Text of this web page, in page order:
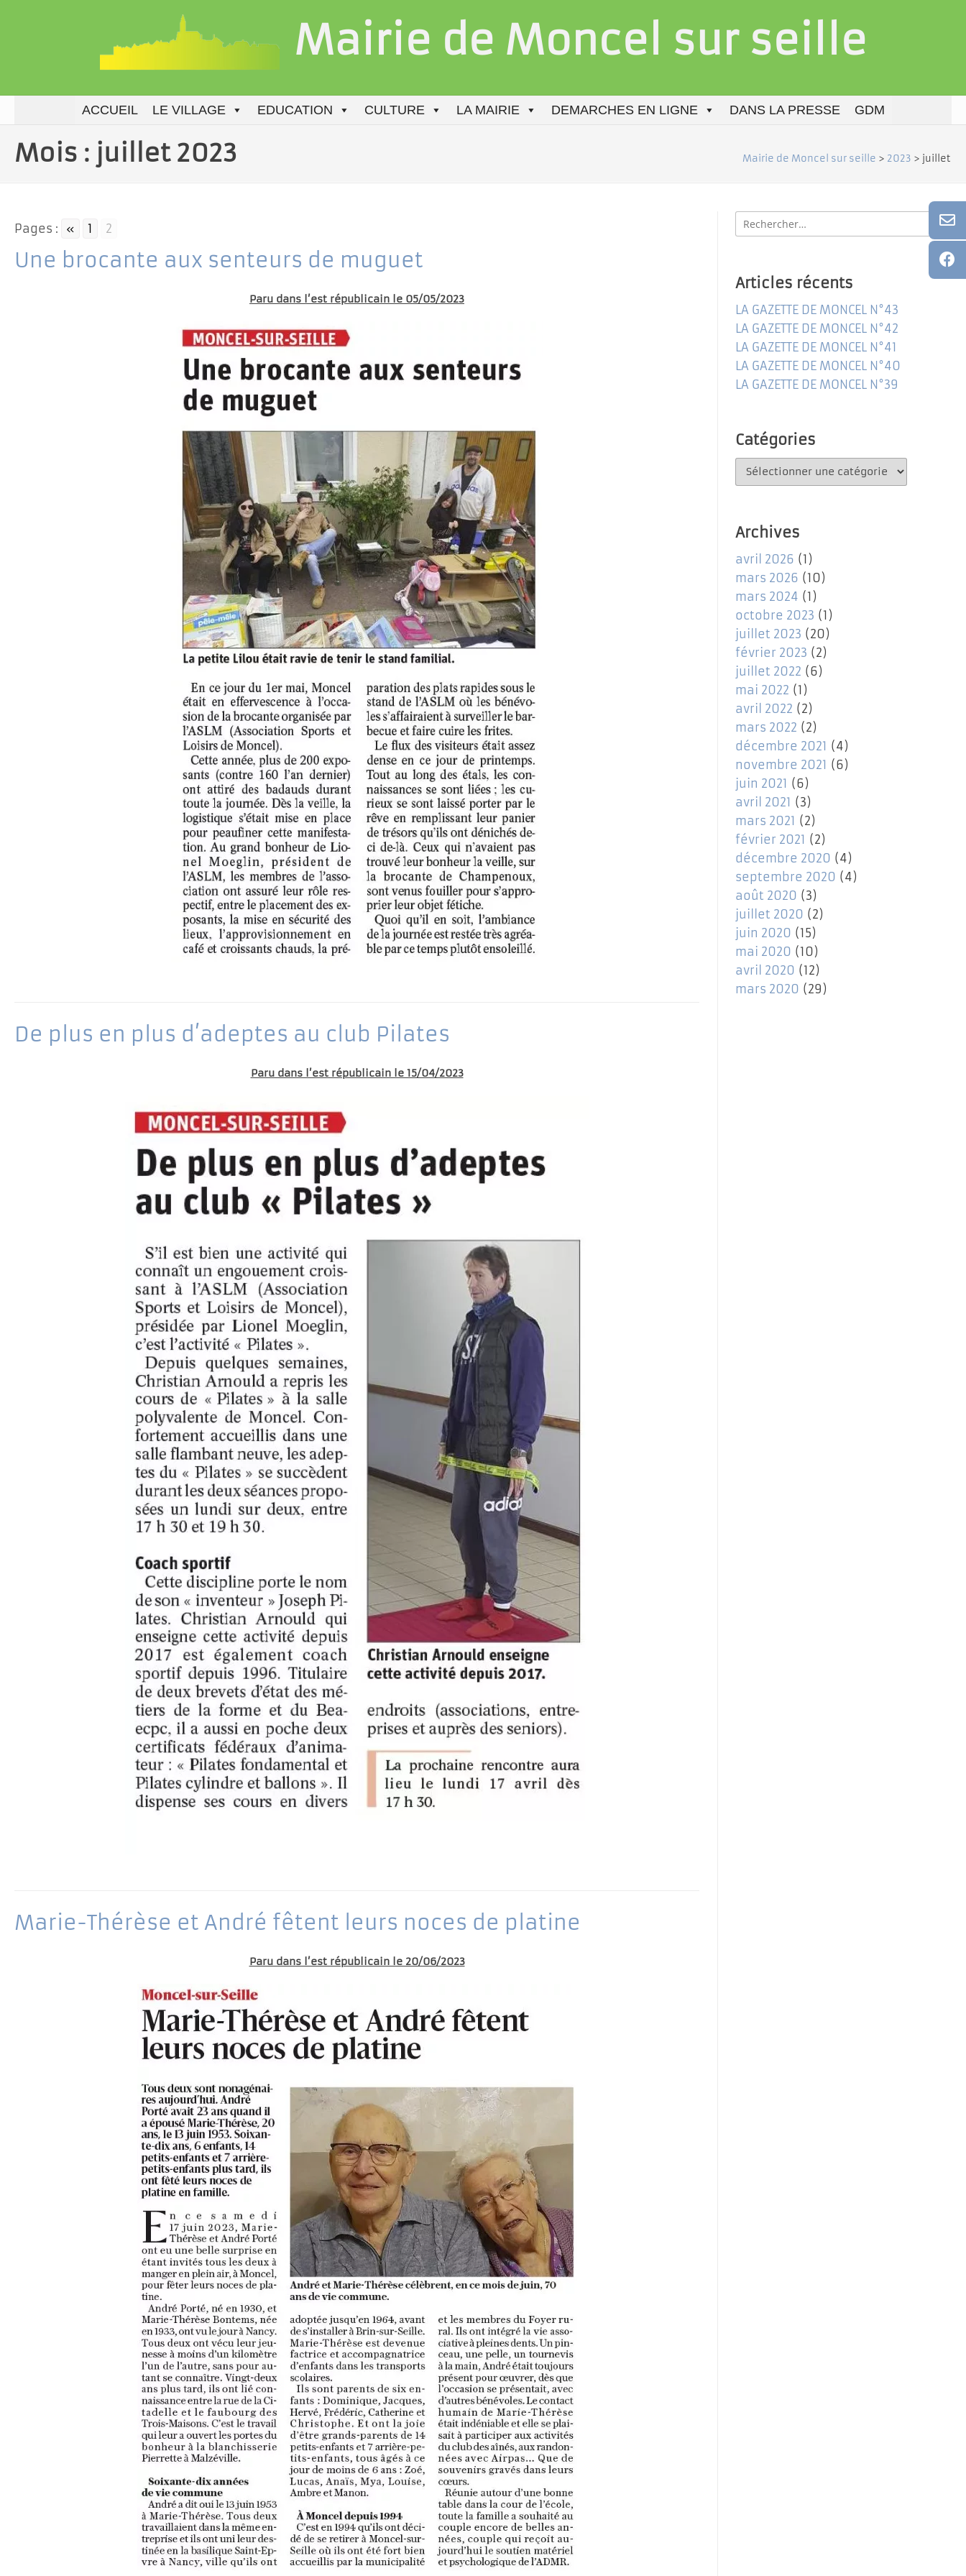
Mairie de Moncel sur seille
ACCUEIL LE VILLAGE EDUCATION CULTURE LA MAIRIE DEMARCHES EN LIGNE DANS LA PRESSE GDM
Mois : juillet 2023 Mairie de Moncel sur seille > 2023 > juillet
Pages : « 1 2
Une brocante aux senteurs de muguet
Paru dans l’est républicain le 05/05/2023
De plus en plus d’adeptes au club Pilates
Paru dans l’est républicain le 15/04/2023
Marie-Thérèse et André fêtent leurs noces de platine
Paru dans l’est républicain le 20/06/2023
Rechercher
:
Articles récents
LA GAZETTE DE MONCEL N°43
LA GAZETTE DE MONCEL N°42
LA GAZETTE DE MONCEL N°41
LA GAZETTE DE MONCEL N°40
LA GAZETTE DE MONCEL N°39
Catégories
Catégories
Archives
avril 2026 (1)
mars 2026 (10)
mars 2024 (1)
octobre 2023 (1)
juillet 2023 (20)
février 2023 (2)
juillet 2022 (6)
mai 2022 (1)
avril 2022 (2)
mars 2022 (2)
décembre 2021 (4)
novembre 2021 (6)
juin 2021 (6)
avril 2021 (3)
mars 2021 (2)
février 2021 (2)
décembre 2020 (4)
septembre 2020 (4)
août 2020 (3)
juillet 2020 (2)
juin 2020 (15)
mai 2020 (10)
avril 2020 (12)
mars 2020 (29)